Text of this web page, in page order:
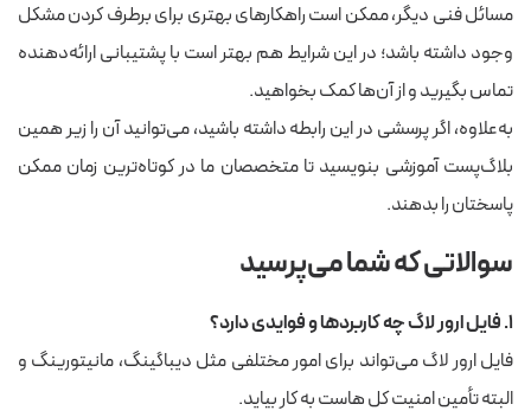
مسائل فنی دیگر، ممکن است راهکارهای بهتری برای برطرف کردن مشکل
وجود داشته باشد؛ در این شرایط هم بهتر است با پشتیبانی ارائه‌دهنده
تماس بگیرید و از آن‌ها کمک بخواهید.
به‌علاوه، اگر پرسشی در این رابطه داشته باشید، می‌توانید آن را زیر همین
بلاگ‌پست آموزشی بنویسید تا متخصصان ما در کوتاه‌ترین زمان ممکن
پاسختان را بدهند.
سوالاتی که شما می‌پرسید
۱. فایل ارور لاگ چه کاربردها و فوایدی دارد؟
فایل ارور لاگ می‌تواند برای امور مختلفی مثل دیباگینگ، مانیتورینگ و
البته تأمین امنیت کل هاست به کار بیاید.